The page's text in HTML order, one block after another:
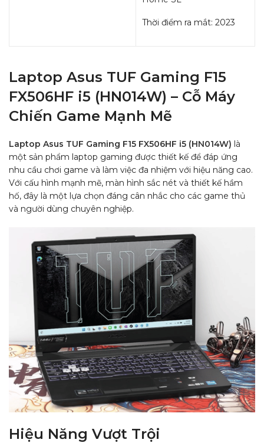
Thời điểm ra mắt: 2023
Laptop Asus TUF Gaming F15
FX506HF i5 (HN014W) – Cỗ Máy
Chiến Game Mạnh Mẽ
Laptop Asus TUF Gaming F15 FX506HF i5 (HN014W) là
một sản phẩm laptop gaming được thiết kế để đáp ứng
nhu cầu chơi game và làm việc đa nhiệm với hiệu năng cao.
Với cấu hình mạnh mẽ, màn hình sắc nét và thiết kế hầm
hố, đây là một lựa chọn đáng cân nhắc cho các game thủ
và người dùng chuyên nghiệp.
Hiệu Năng Vượt Trội